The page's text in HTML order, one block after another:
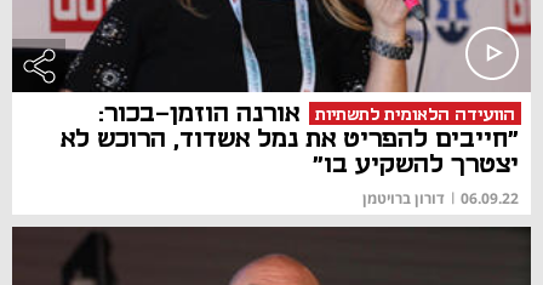
הוועידה הלאומית לתשתיות
אורנה הוזמן-בכור:
"חייבים להפריט את נמל אשדוד, הרוכש לא
יצטרך להשקיע בו"
06.09.22
| דורון ברויטמן